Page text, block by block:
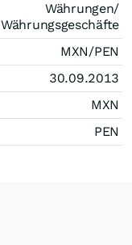
Währungen/
Währungsgeschäfte
MXN/PEN
30.09.2013
MXN
PEN